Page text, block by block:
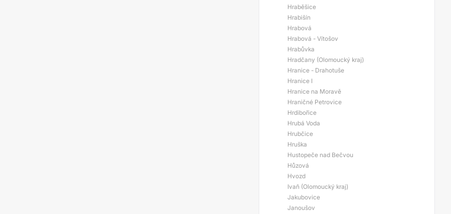
Hraběšice
Hrabišín
Hrabová
Hrabová - Vítošov
Hrabůvka
Hradčany (Olomoucký kraj)
Hranice - Drahotuše
Hranice I
Hranice na Moravě
Hraničné Petrovice
Hrdibořice
Hrubá Voda
Hrubčice
Hruška
Hustopeče nad Bečvou
Hůzová
Hvozd
Ivaň (Olomoucký kraj)
Jakubovice
Janoušov